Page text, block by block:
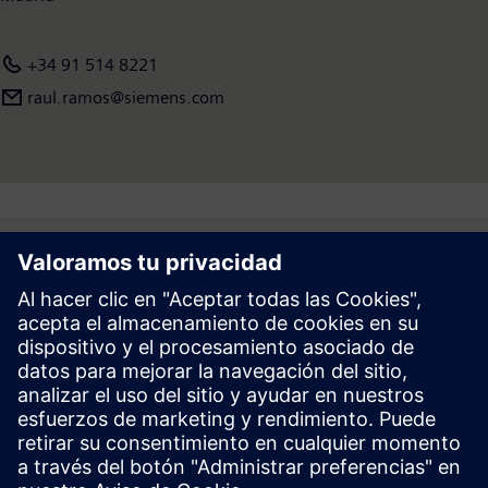
+34 91 514 8221
raul.ramos@siemens.com
Follow
Prensa | Empresa | Siemens
© Siemens 1996 – 2026